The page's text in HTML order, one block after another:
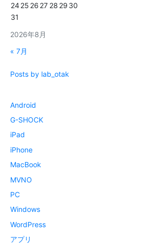
2026年8月
2425 26 27 28 29 30
31
« 7月
Posts by lab_otak
Android
G-SHOCK
iPad
iPhone
MacBook
MVNO
PC
Windows
WordPress
アプリ